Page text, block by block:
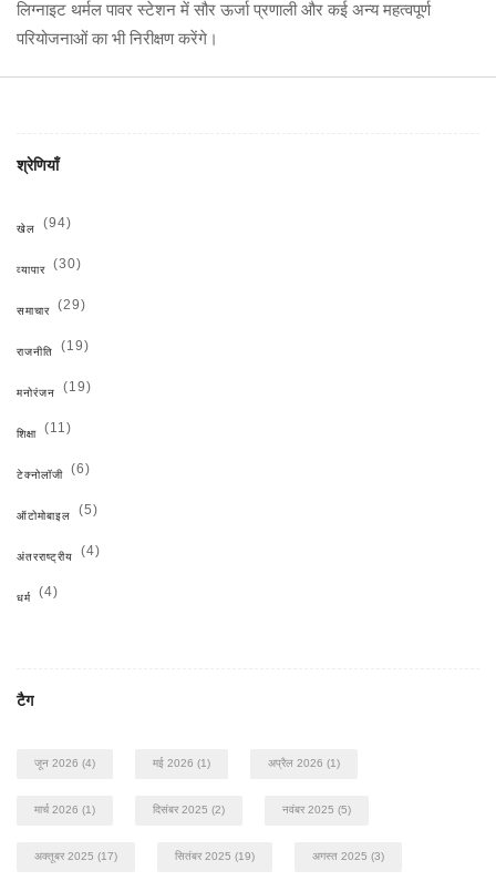
लिग्नाइट थर्मल पावर स्टेशन में सौर ऊर्जा प्रणाली और कई अन्य महत्वपूर्ण
परियोजनाओं का भी निरीक्षण करेंगे।
श्रेणियाँ
खेल (94)
व्यापार (30)
समाचार (29)
राजनीति (19)
मनोरंजन (19)
शिक्षा (11)
टेक्नोलॉजी (6)
ऑटोमोबाइल (5)
अंतरराष्ट्रीय (4)
धर्म (4)
टैग
जून 2026 (4) मई 2026 (1) अप्रैल 2026 (1)
मार्च 2026 (1) दिसंबर 2025 (2) नवंबर 2025 (5)
अक्तूबर 2025 (17) सितंबर 2025 (19) अगस्त 2025 (3)